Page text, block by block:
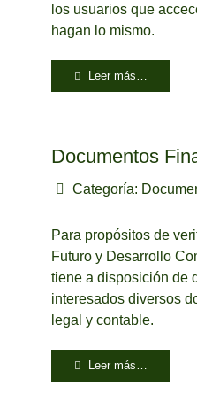
los usuarios que
hagan lo mismo.
Leer más…
Documentos
Categoría:
Para propósitos de
Futuro y Desarrollo
tiene a disposición de
interesados diversos
legal y contable.
Leer más…